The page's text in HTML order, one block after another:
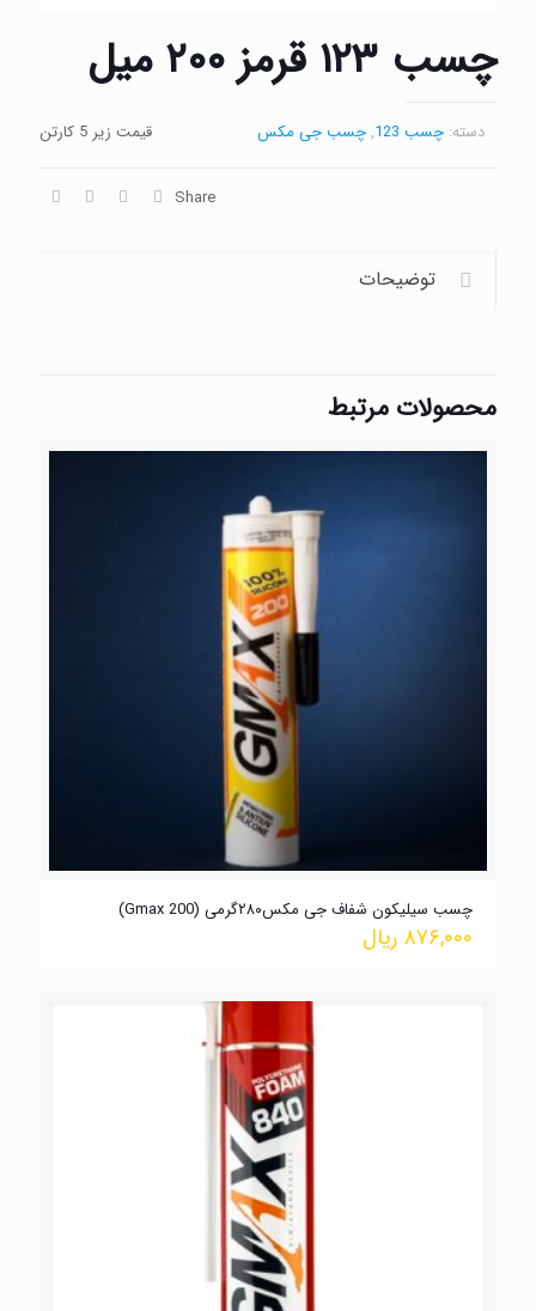
چسب ۱۲۳ قرمز ۲۰۰ میل
قیمت زیر 5 کارتن دسته: چسب 123 ,چسب جی مکس
Share
توضیحات
محصولات مرتبط
چسب سیلیکون شفاف جی مکس۲۸۰گرمی (Gmax 200)
۸۷۶,۰۰۰ ریال